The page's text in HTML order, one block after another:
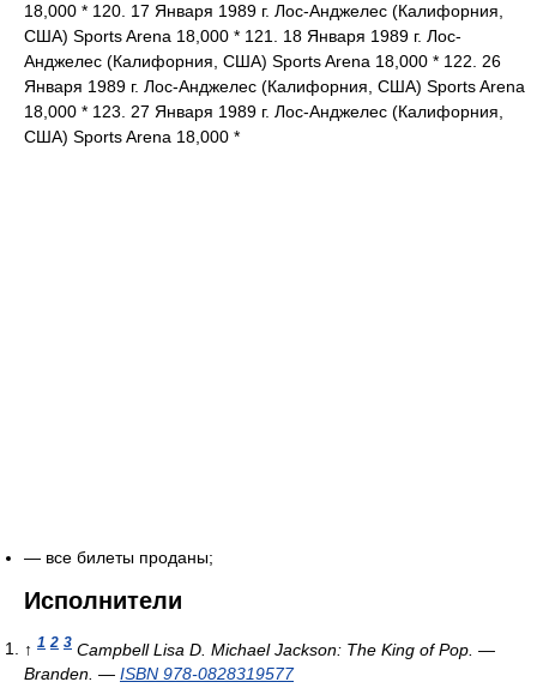
18,000 * 120. 17 Января 1989 г. Лос-Анджелес (Калифорния,
США) Sports Arena 18,000 * 121. 18 Января 1989 г. Лос-
Анджелес (Калифорния, США) Sports Arena 18,000 * 122. 26
Января 1989 г. Лос-Анджелес (Калифорния, США) Sports Arena
18,000 * 123. 27 Января 1989 г. Лос-Анджелес (Калифорния,
США) Sports Arena 18,000 *
— все билеты проданы;
Исполнители
↑ 1 2 3 Campbell Lisa D. Michael Jackson: The King of Pop. —
Branden. — ISBN 978-0828319577